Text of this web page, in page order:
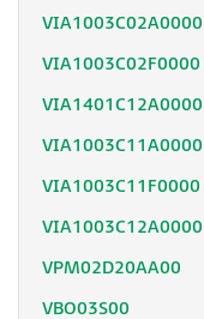
VIA1003C02A0000
VIA1003C02F0000
VIA1401C12A0000
VIA1003C11A0000
VIA1003C11F0000
VIA1003C12A0000
VPM02D20AA00
VBO03S00